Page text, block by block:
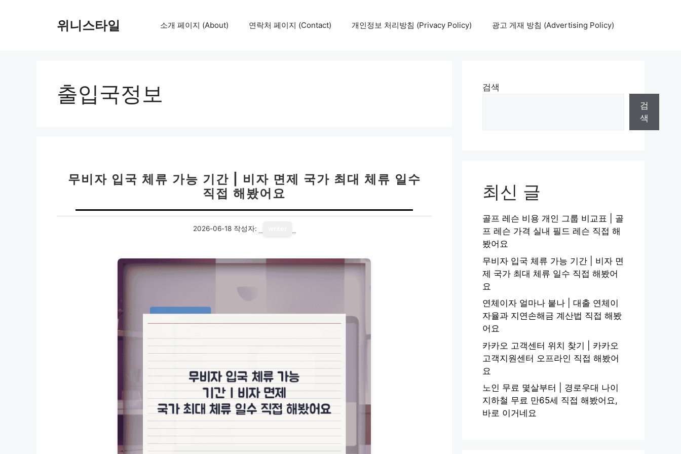
위니스타일 소개 페이지 (About) 연락처 페이지 (Contact) 개인정보 처리방침 (Privacy Policy) 광고 게재 방침 (Advertising Policy)
출입국정보
무비자 입국 체류 가능 기간 | 비자 면제 국가 최대 체류 일수
직접 해봤어요
2026-06-18 작성자:
검색
검
색
최신 글
골프 레슨 비용 개인 그룹 비교표 | 골
프 레슨 가격 실내 필드 레슨 직접 해
봤어요
무비자 입국 체류 가능 기간 | 비자 면
제 국가 최대 체류 일수 직접 해봤어
요
연체이자 얼마나 붙나 | 대출 연체이
자율과 지연손해금 계산법 직접 해봤
어요
카카오 고객센터 위치 찾기 | 카카오
고객지원센터 오프라인 직접 해봤어
요
노인 무료 몇살부터 | 경로우대 나이
지하철 무료 만65세 직접 해봤어요,
바로 이거네요